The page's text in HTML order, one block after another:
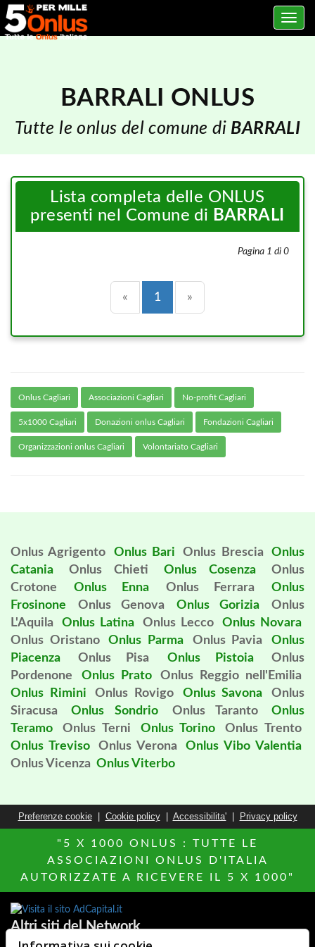
Toggle
BARRALI ONLUS
Tutte le onlus del comune di BARRALI
Lista completa delle ONLUS
presenti nel Comune di BARRALI
Pagina 1 di 0
« Precedente
1 (current)
»
Onlus Cagliari Associazioni Cagliari No-profit Cagliari
5x1000 Cagliari Donazioni onlus Cagliari Fondazioni Cagliari
Organizzazioni onlus Cagliari Volontariato Cagliari
Onlus Agrigento Onlus Bari Onlus Brescia
Onlus
Catania
Onlus Chieti Onlus Cosenza
Onlus
Crotone
Onlus Enna Onlus Ferrara
Onlus
Frosinone
Onlus Genova Onlus Gorizia
Onlus
L'Aquila
Onlus Latina Onlus Lecco
Onlus Novara
Onlus Oristano
Onlus Parma Onlus Pavia
Onlus
Piacenza
Onlus Pisa Onlus Pistoia
Onlus
Pordenone
Onlus Prato
Onlus Reggio nell'Emilia
Onlus Rimini
Onlus Rovigo Onlus Savona
Onlus
Siracusa
Onlus Sondrio Onlus Taranto
Onlus
Teramo
Onlus Terni Onlus Torino
Onlus Trento
Onlus Treviso
Onlus Verona
Onlus Vibo Valentia
Onlus Vicenza Onlus Viterbo
Preferenze cookie| Cookie policy| Accessibilita'| Privacy policy
"5 X 1000 ONLUS : TUTTE LE
ASSOCIAZIONI ONLUS D'ITALIA
AUTORIZZATE A RICEVERE IL 5 X 1000"
Altri siti del Network
Hotels Italia